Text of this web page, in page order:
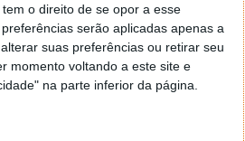
o direito de se opor a esse
serão aplicadas apenas a
suas preferências ou retirar seu
momento voltando a este site e
na parte inferior da página.
Autor:Pedro Pinto